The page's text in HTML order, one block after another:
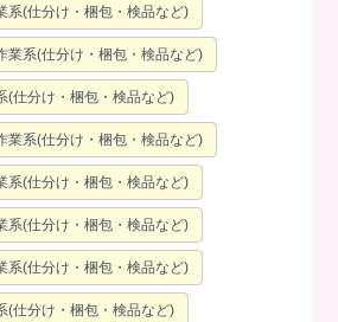
系(仕分け・梱包・検品など)
業系(仕分け・梱包・検品など)
(仕分け・梱包・検品など)
業系(仕分け・梱包・検品など)
系(仕分け・梱包・検品など)
系(仕分け・梱包・検品など)
系(仕分け・梱包・検品など)
(仕分け・梱包・検品など)